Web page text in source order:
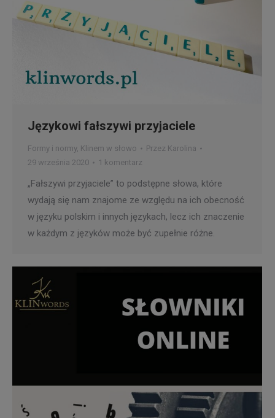
Językowi fałszywi przyjaciele
Formy i normy, Klinem w słowo Przez Karolina
29 września 2020
1 komentarz
„Fałszywi przyjaciele” to podstępne słowa, które
wydają się nam znajome ze względu na ich obecność
w języku polskim i innych językach, lecz ich znaczenie
w każdym z języków może być zupełnie różne.